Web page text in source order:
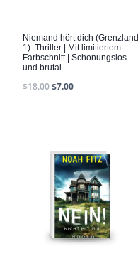
Niemand hört dich (Grenzland
1): Thriller | Mit limitiertem
Farbschnitt | Schonungslos
und brutal
$18.00$7.00